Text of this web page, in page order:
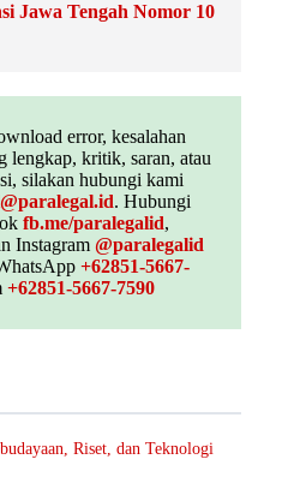
Jawa Tengah Nomor 10
error, kesalahan
lengkap, kritik, saran, atau
silakan hubungi kami
. Hubungi
fb.me/paralegalid,
Instagram@paralegalid
+62851-5667-
+62851-5667-7590
Riset, dan Teknologi